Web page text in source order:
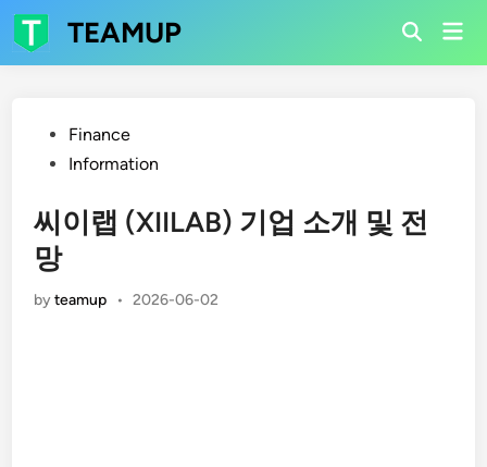
Skip
to
content
TEAMUP
Open
PostedFinance
Information
씨이랩 (XIILAB) 기업 소개 및 전
망
byteamup • 2026-06-02